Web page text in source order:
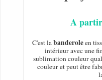
A
C'est labanderoleen
intérieur avec une
sublimation couleur
couleur et peut être